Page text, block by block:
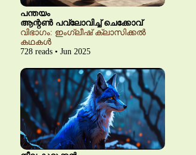
പന്തയം
ആന്റൺ പവ്‌ലോവിച്ച് ചെക്കോവ്
വിഭാഗം: ഇംഗ്ലീഷ് ക്ലാസിക്കൽ
കഥകൾ
728 reads • Jun 2025